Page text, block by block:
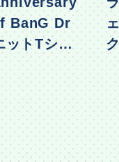
BanG Dr
トTシャ